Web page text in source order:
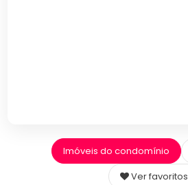
Imóveis do condomínio
Ver favoritos